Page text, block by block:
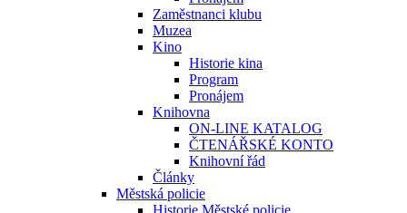
Zaměstnanci klubu
Muzea
Kino
Historie kina
Program
Pronájem
Knihovna
ON-LINE KATALOG
ČTENÁŘSKÉ KONTO
Knihovní řád
Články
Městská policie
Historie Městské policie